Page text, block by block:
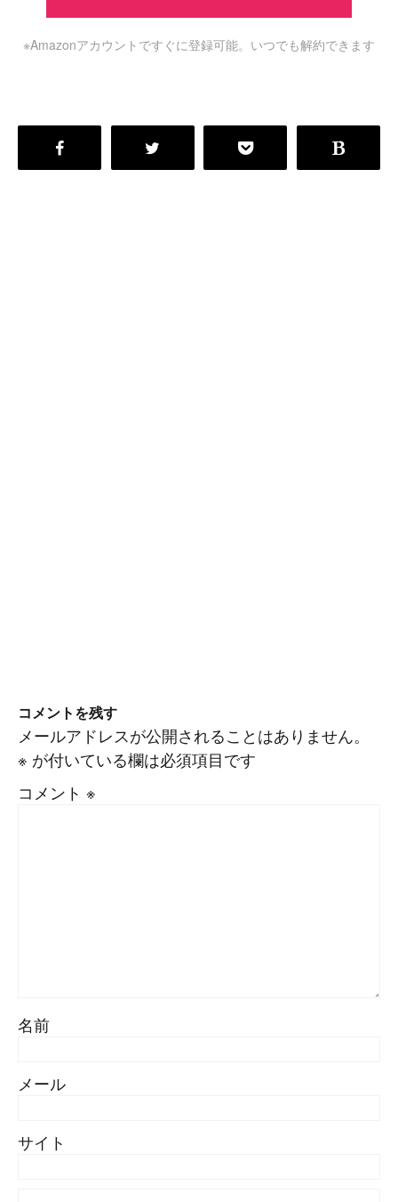
※Amazonアカウントですぐに登録可能。いつでも解約できます
コメントを残す
メールアドレスが公開されることはありません。
※ が付いている欄は必須項目です
コメント ※
名前
メール
サイト